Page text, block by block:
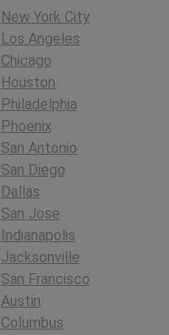
New York City
Los Angeles
Chicago
Houston
Philadelphia
Phoenix
San Antonio
San Diego
Dallas
San Jose
Indianapolis
Jacksonville
San Francisco
Austin
Columbus